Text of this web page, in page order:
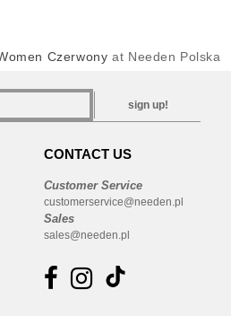
Czerwony at Needen Polska
sign up!
CONTACT US
Customer Service
customerservice@needen.pl
Sales
sales@needen.pl